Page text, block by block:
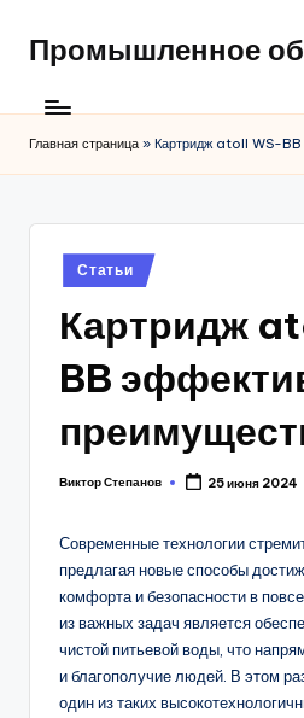
Промышленное
Главная страница » Картридж atoll WS-BB
Posted
in
Статьи
Картридж
BB
Posted
Виктор Степанов 25 июня 2024
Современные технологии
предлагая новые способы
комфорта и безопасности в
из важных задач является
чистой питьевой воды, что
и благополучие людей. В этом
один из таких